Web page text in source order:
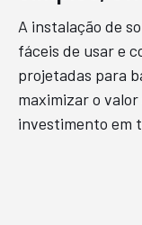
A instalação de
fáceis de usar e
projetadas para
maximizar o
investimento em